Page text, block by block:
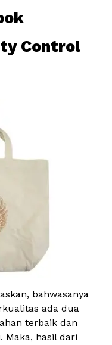
Control
bahwasanya
ada dua
terbaik dan
Maka, hasil dari